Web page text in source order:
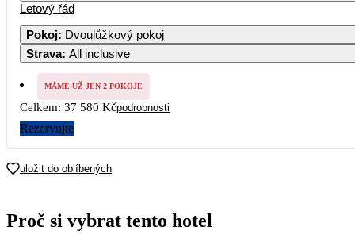
Letový řád
Pokoj: Dvoulůžkový pokoj
Strava: All inclusive
MÁME UŽ JEN 2 POKOJE
Celkem: 37 580 Kčpodrobnosti
Rezervujte
uložit do oblíbených
Proč si vybrat tento hotel